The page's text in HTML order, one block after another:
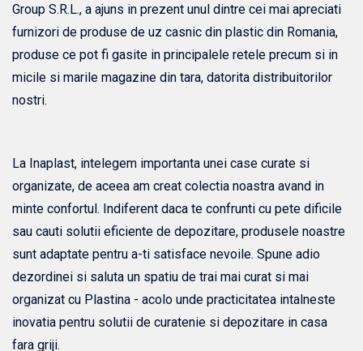
Group S.R.L., a ajuns in prezent unul dintre cei mai apreciati
furnizori de produse de uz casnic din plastic din Romania,
produse ce pot fi gasite in principalele retele precum si in
micile si marile magazine din tara, datorita distribuitorilor
nostri.
La Inaplast, intelegem importanta unei case curate si
organizate, de aceea am creat colectia noastra avand in
minte confortul. Indiferent daca te confrunti cu pete dificile
sau cauti solutii eficiente de depozitare, produsele noastre
sunt adaptate pentru a-ti satisface nevoile. Spune adio
dezordinei si saluta un spatiu de trai mai curat si mai
organizat cu Plastina - acolo unde practicitatea intalneste
inovatia pentru solutii de curatenie si depozitare in casa
fara griji.